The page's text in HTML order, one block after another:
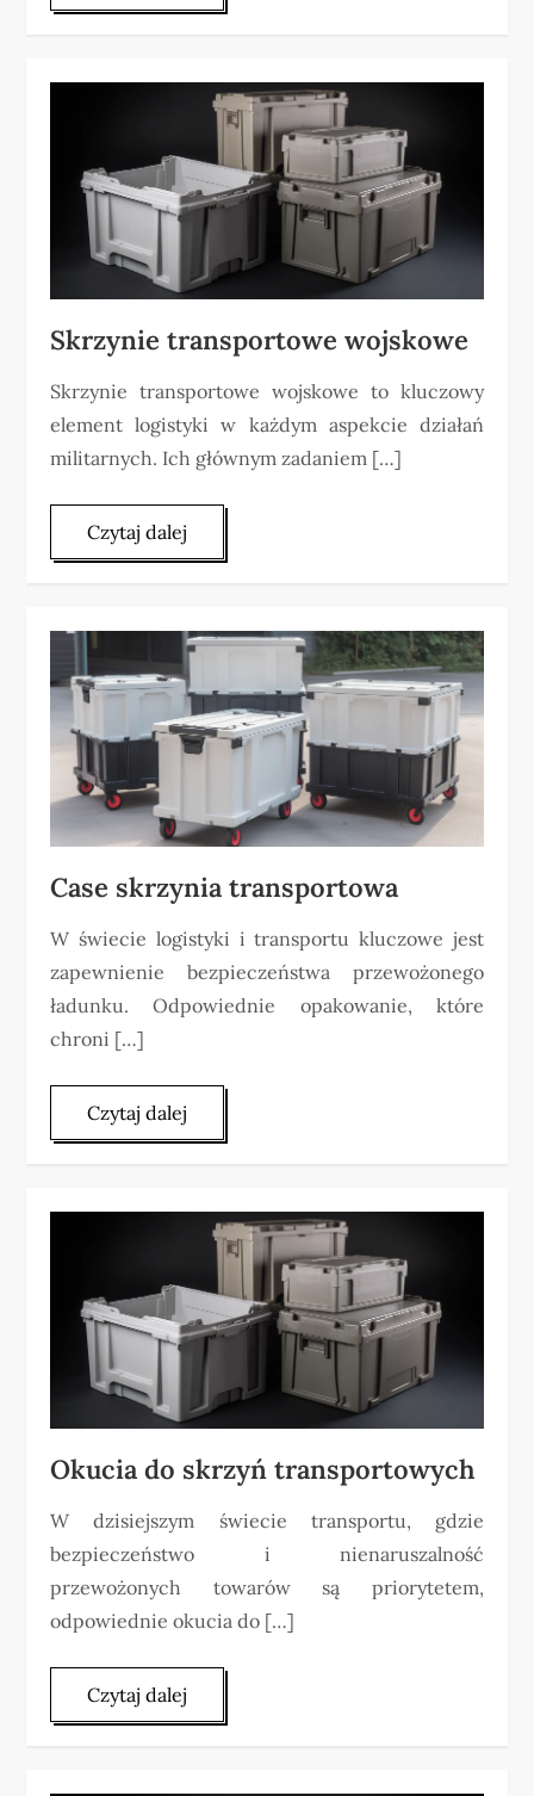
Skrzynie transportowe wojskowe
Skrzynie transportowe wojskowe to kluczowy
element logistyki w każdym aspekcie działań
militarnych. Ich głównym zadaniem […]
Czytaj dalej
Case skrzynia transportowa
W świecie logistyki i transportu kluczowe jest
zapewnienie bezpieczeństwa przewożonego
ładunku. Odpowiednie opakowanie, które
chroni […]
Czytaj dalej
Okucia do skrzyń transportowych
W dzisiejszym świecie transportu, gdzie
bezpieczeństwo i nienaruszalność
przewożonych towarów są priorytetem,
odpowiednie okucia do […]
Czytaj dalej